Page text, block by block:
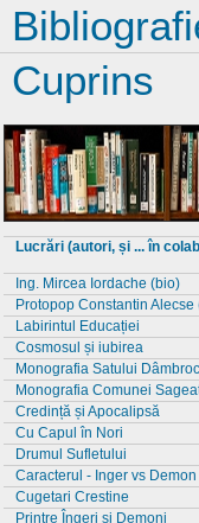
Cuprins
Lucrări (autori, și ... în
Ing. Mircea Iordache (bio)
Protopop Constantin Alecse
Labirintul Educației
Cosmosul și iubirea
Monografia Satului
Monografia Comunei
Credință și Apocalipsă
Cu Capul în Nori
Drumul Sufletului
Caracterul - Inger vs Demon
Cugetari Crestine
Printre Îngeri și Demoni